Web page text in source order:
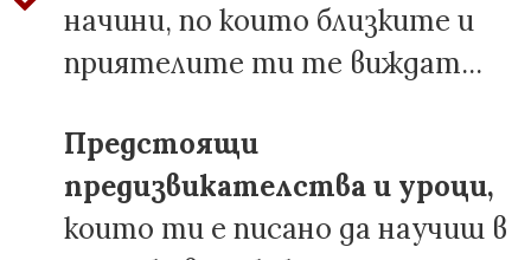
начини, по които близките и
приятелите ти те виждат...
Предстоящи
предизвикателства и уроци,
които ти е писано да научиш в